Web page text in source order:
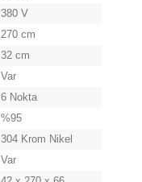
380 V
270 cm
32 cm
Var
6 Nokta
%95
304 Krom Nikel
Var